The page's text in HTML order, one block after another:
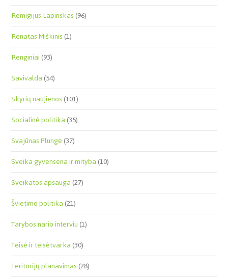
Remigijus Lapinskas(96)
Renatas Miškinis(1)
Renginiai(93)
Savivalda(54)
Skyrių naujienos(101)
Socialinė politika(35)
Svajūnas Plungė(37)
Sveika gyvensena ir mityba(10)
Sveikatos apsauga(27)
Švietimo politika(21)
Tarybos nario interviu(1)
Teisė ir teisėtvarka(30)
Teritorijų planavimas(28)